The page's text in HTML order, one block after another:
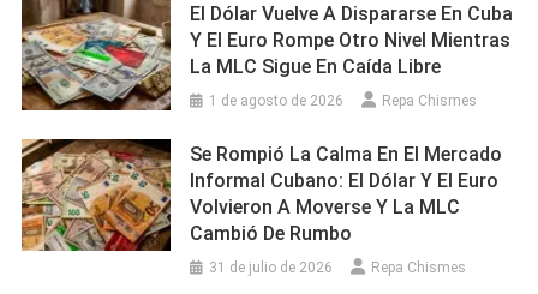
El Dólar Vuelve A Dispararse En Cuba
Y El Euro Rompe Otro Nivel Mientras
La MLC Sigue En Caída Libre
1 de agosto de 2026 Repa Chismes
Se Rompió La Calma En El Mercado
Informal Cubano: El Dólar Y El Euro
Volvieron A Moverse Y La MLC
Cambió De Rumbo
31 de julio de 2026 Repa Chismes